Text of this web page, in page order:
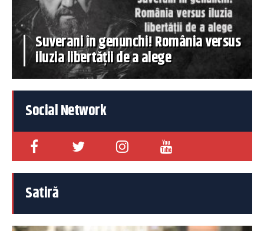
Suverani în genunchi! România versus
iluzia libertății de a alege
Social Network
Satiră